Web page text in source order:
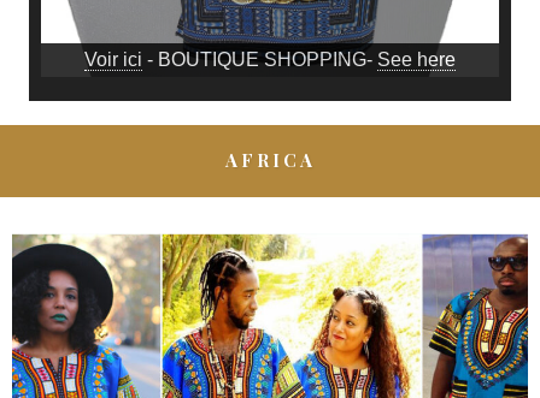
Voir ici - BOUTIQUE SHOPPING- See here
AFRICA